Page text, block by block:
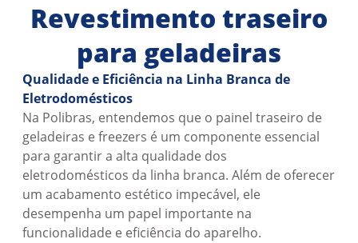
Nossa Empresa
Papelaria
Cricut
Soluções para Negócios
Armazenagem
Revestimento traseiro
para geladeiras
Qualidade e Eficiência na Linha Branca de
Eletrodomésticos
Na Polibras, entendemos que o painel traseiro de
geladeiras e freezers é um componente essencial
para garantir a alta qualidade dos
eletrodomésticos da linha branca. Além de oferecer
um acabamento estético impecável, ele
desempenha um papel importante na
funcionalidade e eficiência do aparelho.